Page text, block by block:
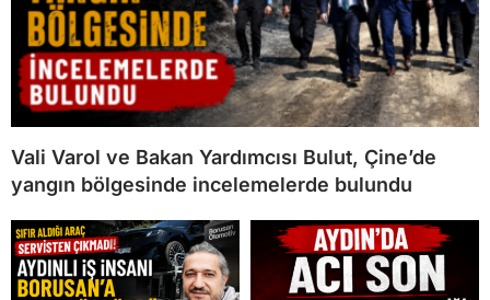
Vali Varol ve Bakan Yardımcısı Bulut, Çine’de
yangın bölgesinde incelemelerde bulundu